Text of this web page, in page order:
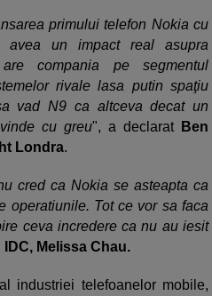
primului telefon Nokia cu
avea un impact real asupra
compania pe segmentul
rivale lasa putin spaţiu
vad N9 ca altceva decat un
cu greu", a declarat Ben
Londra.
cred ca Nokia se asteapta ca
operatiunile. Tot ce vor sa faca
ceva incredere ca nu au iesit
IDC, Melissa Chau.
industriei telefoanelor mobile,